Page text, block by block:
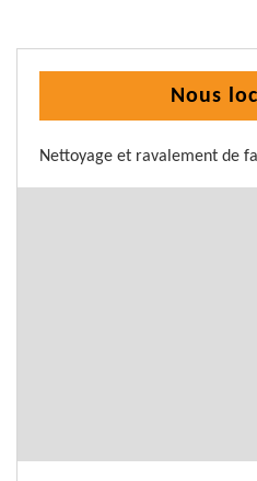
Nous
Nettoyage et ravalement de